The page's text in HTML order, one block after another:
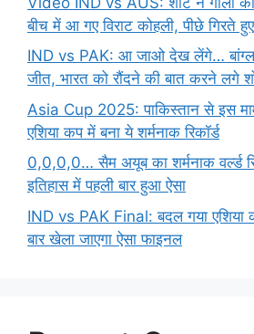
बीच में आ गए विराट कोहली, पीछे गिरते
IND vs PAK: आ जाओ देख लेंगे…
जीत, भारत को रौंदने की बात करने लगे
Asia Cup 2025: पाकिस्तान से इस
एशिया कप में बना ये शर्मनाक रिकॉर्ड
0,0,0,0… सैम अयूब का शर्मनाक वर्ल्ड
इतिहास में पहली बार हुआ ऐसा
IND vs PAK Final: बदल गया एशिया
बार खेला जाएगा ऐसा फाइनल